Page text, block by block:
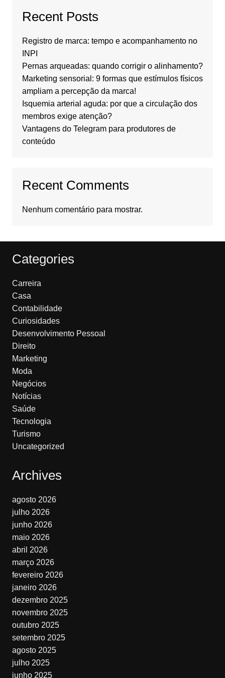
Recent Posts
Registro de marca: tempo e acompanhamento no
INPI
Pernas arqueadas: quando corrigir o alinhamento?
Marketing sensorial: 9 formas que estímulos físicos
ampliam a percepção da marca!
Isquemia arterial aguda: por que a circulação dos
membros exige atenção?
Vantagens do Telegram para produtores de
conteúdo
Recent Comments
Nenhum comentário para mostrar.
Categories
Carreira
Casa
Contabilidade
Curiosidades
Desenvolvimento Pessoal
Direito
Marketing
Moda
Negócios
Notícias
Saúde
Tecnologia
Turismo
Uncategorized
Archives
agosto 2026
julho 2026
junho 2026
maio 2026
abril 2026
março 2026
fevereiro 2026
janeiro 2026
dezembro 2025
novembro 2025
outubro 2025
setembro 2025
agosto 2025
julho 2025
junho 2025